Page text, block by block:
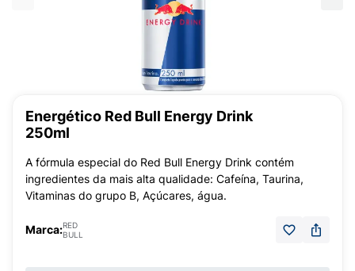
Energético Red Bull Energy Drink
250ml
A fórmula especial do Red Bull Energy Drink contém
ingredientes da mais alta qualidade: Cafeína, Taurina,
Vitaminas do grupo B, Açúcares, água.
Marca:RED
BULL